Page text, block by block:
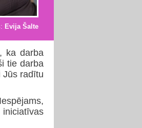
Evija Šalte
ka darba
tie darba
Jūs radītu
iniciatīvas